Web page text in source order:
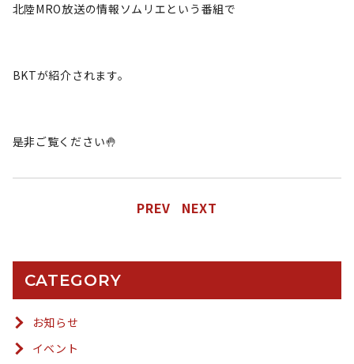
北陸MRO放送の情報ソムリエという番組で
BKTが紹介されます。
是非ご覧ください🤚
PREV NEXT
CATEGORY
お知らせ
イベント